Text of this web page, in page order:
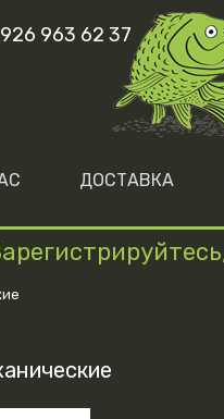
963 62 37
ДОСТАВКА